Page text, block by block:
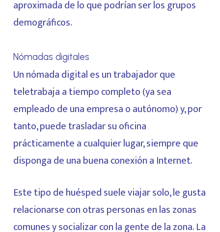
aproximada de lo que podrían ser los grupos
demográficos.
Nómadas digitales
Un nómada digital es un trabajador que
teletrabaja a tiempo completo (ya sea
empleado de una empresa o autónomo) y, por
tanto, puede trasladar su oficina
prácticamente a cualquier lugar, siempre que
disponga de una buena conexión a Internet.
Este tipo de huésped suele viajar solo, le gusta
relacionarse con otras personas en las zonas
comunes y socializar con la gente de la zona. La